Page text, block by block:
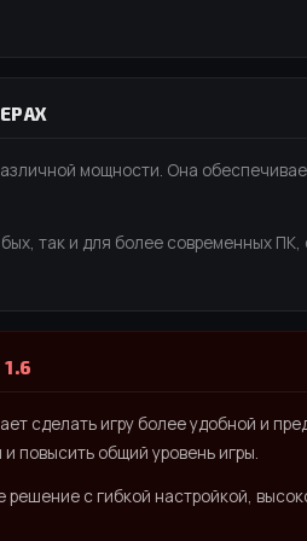
мощности. Она
так и для более современных
сделать игру более удобной и
повысить общий уровень игры.
решение с гибкой настройкой,